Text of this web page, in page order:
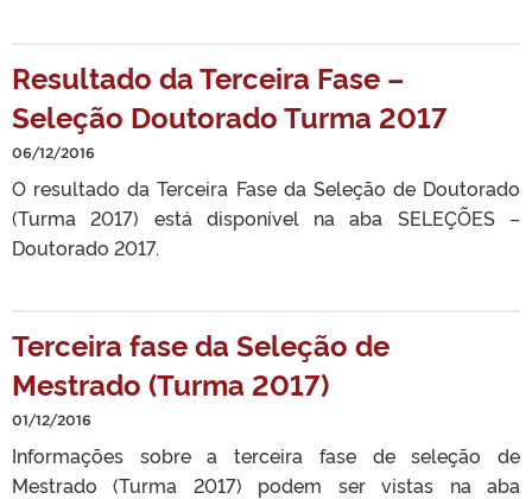
Resultado da Terceira Fase –
Seleção Doutorado Turma 2017
06/12/2016
O resultado da Terceira Fase da Seleção de Doutorado
(Turma 2017) está disponível na aba SELEÇÕES –
Doutorado 2017.
Terceira fase da Seleção de
Mestrado (Turma 2017)
01/12/2016
Informações sobre a terceira fase de seleção de
Mestrado (Turma 2017) podem ser vistas na aba